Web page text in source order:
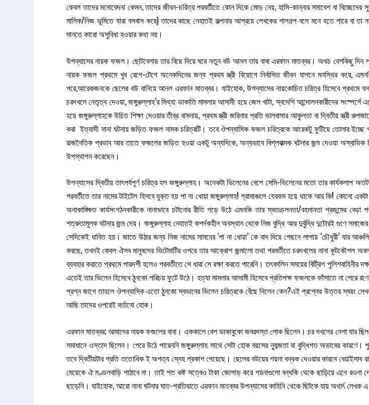
কেবল তাদের মনোবেদনা কেমন, তাদের জীবন-চরিত্র পরবর্তীতে কোন দিকে মোড় নেয়, হাসি-কান্নার সমাবেশ বা
মালিক/নিজ ভূমিতে যারা বসবাস করে) তাদের কাছে নেহাতই কল্পনার আশ্রয়ে লেখকের গালগল্প বলে মনে হতে পারে
মানতে কারো অসুবিধা হওয়ার কথা নয়।
উপন্যাসের নায়ক ফজল। ছোটবেলায় তার বিয়ে দিয়ে ঘরে নতুন বউ আনল তার বাবা এরফান মাতব্বর। অথচ বেশকিছু
নায়ক ফজল প্রথমে খুব রেগে-টেগে অনেকদিনের জন্য প্রথম স্ত্রী বিয়োগে নির্বাসিত জীবন যাপনে মনস্থির করে,
পরে,আরেকজনকে ছেলের বউ বানিয়ে আনল এরফান মাতব্বর। যাইহোক, উপন্যাসের নায়কোচিত চরিত্র হিসেবে প্রথমে
চরদখলে নেতৃত্ব দেওয়া, জঙ্গুরুল্লাহ’র মিথ্যা ডাকাতি মামলায় আসামী হয়ে জেল খাটা, স্বদেশি আন্দোলনকারীদের
হয়ে জঙ্গুরুল্লাহকে উচিত শিক্ষা দেওয়ার তীব্র বাসনায়, প্রথম স্ত্রী জরিনার প্রতি ভালবাসার আকুলতা বা দ্বিতীয় স্ত্রী
করা ইত্যাদী নানা ঘটনায় জড়িত ফজল নামক চরিত্রটি। তবে ঔপন্যাসিক ফজল চরিত্রকে আরেকটু ফুটিয়ে তোলার ইচ্ছে
রাজনৈতিক প্রভাব আর তাতে ফজলের জড়িত হওয়া একটু অন্যদিকে, অন্যভাবে বিপ্লবাত্মক ঘটনার জন্ম দেওয়া
উপস্থাপন করেছেন।
উপন্যাসের দ্বিতীয় তাৎপর্যপূর্ণ চরিত্র হল জঙ্গুরুল্লাহ। অনেকটা ভিলেনের বেশে সেমি-ভিলেনের মতো তার কার্যকলাপ
পরবর্তীতে তার নামের টাইটেল হিসবে যুক্ত হয় পা না ধোয়া জঙ্গুরুল্লাহ! গ্রামাঞ্চলে যেরকম হয়ে থাকে আর কি! কোনো
অনাকাঙ্ক্ষিত কার্যসংগঠনকারীকে নানাভাবে চটানোর রীতি গড়ে উঠে এমনকি তার স্বতঃচলনতা/বহমানতা প্রজন্মের
শত্রুতামূলক ঘটনার জন্ম দেয়। জঙ্গুরুল্লাহ নেহাতই কপর্দকহীন অবস্থান থেকে নিজ বুদ্ধি আর দুর্বুদ্ধি দুটোরই গুণে
সেদিকেই ধাবিত হয়। জাতে উঠার জন্য নিজ নামের সামনের ‘পা না ধোয়া’ কে বাদ দিয়ে পেছনে লাগায় ‘চৌধুরী’ যার
করছে, তখনই কেবল ঐসব মানুষদের ভিটেমাটির ওপরে তার আক্রোশ জন্মালো তথা পরবর্তীতে চরদখলের নানা
ব্যবহার করাতে প্রথমে পারদর্শী হলেও পরবর্তীতে সে ধারা সে রক্ষা করতে পারেনি। তৎকালিন সময়ের বিট্রিশ
এতেই তার ভিলেন হিসেবে ঠুনকো পরিচয় ফুটে উঠে। হত্যা মামলার আসামী হিসেবে প্রতিপক্ষ ফজলকে ফাঁসাতে না পেরে
প্রশ্ন জাগে তাহলে ঔপন্যাসিক এতো ঠুনকো স্বভাবের ভিলেন চরিত্রকে বেঁছে নিলেন কেন?এই প্রশ্নের উত্তর স্বয়ং
আছি তাদের ওপরেই বর্তানো হোক।
এরফান মাতব্বর; আমাদের নায়ক ফজলের বাবা। এককালে বেশ ডাকাবুকো জবরদস্ত লোক ছিলেন। চর দখলের নেশা যার
সমাধানে ওস্তাদ ছিলেন। পেরে উঠে পারেননি জঙ্গুরুল্লাহ সাথে সেটা হোক বয়সের ন্যুব্জতা বা বুদ্ধিগত অভাবের
তবে দ্বিতীয়টার প্রতি ততোধিক ই অপত্য স্নেহ প্রকাশ পেয়েছে। ছেলের বউয়ের গয়না বন্ধক দেওয়ার কারনে বেয়াইসাব
মেয়েকে ঐ মণ্ডলবাড়ি পাঠাবে না। তাই শত কষ্ট সত্বেও টাকা জোগাড় করে গয়নাগুলো বন্ধকি থেকে ছাড়িয়ে এনে রওনা
ছাড়েনি। যাইহোক, আরো নানা ঘটনার ঘাত-প্রতিঘাতে এরফান মাতব্বর উপন্যাসের কাহিনি থেকে ছিটকে যায় অথার্ৎ লেখক এ